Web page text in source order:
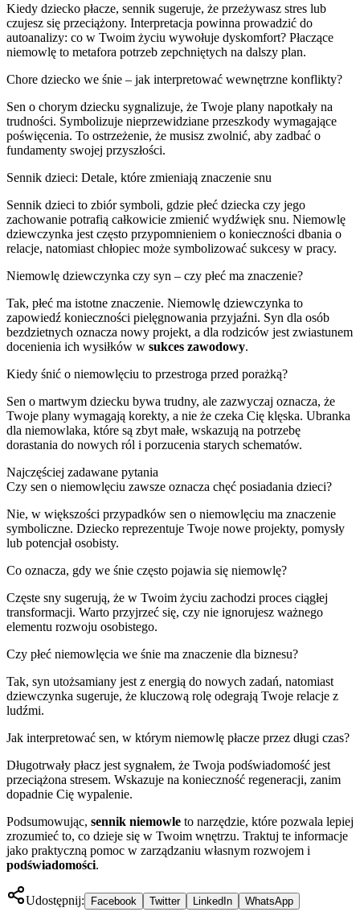
Kiedy dziecko płacze, sennik sugeruje, że przeżywasz stres lub
czujesz się przeciążony. Interpretacja powinna prowadzić do
autoanalizy: co w Twoim życiu wywołuje dyskomfort? Płaczące
niemowlę to metafora potrzeb zepchniętych na dalszy plan.
Chore dziecko we śnie – jak interpretować wewnętrzne konflikty?
Sen o chorym dziecku sygnalizuje, że Twoje plany napotkały na
trudności. Symbolizuje nieprzewidziane przeszkody wymagające
poświęcenia. To ostrzeżenie, że musisz zwolnić, aby zadbać o
fundamenty swojej przyszłości.
Sennik dzieci: Detale, które zmieniają znaczenie snu
Sennik dzieci to zbiór symboli, gdzie płeć dziecka czy jego
zachowanie potrafią całkowicie zmienić wydźwięk snu. Niemowlę
dziewczynka jest często przypomnieniem o konieczności dbania o
relacje, natomiast chłopiec może symbolizować sukcesy w pracy.
Niemowlę dziewczynka czy syn – czy płeć ma znaczenie?
Tak, płeć ma istotne znaczenie. Niemowlę dziewczynka to
zapowiedź konieczności pielęgnowania przyjaźni. Syn dla osób
bezdzietnych oznacza nowy projekt, a dla rodziców jest zwiastunem
docenienia ich wysiłków w sukces zawodowy.
Kiedy śnić o niemowlęciu to przestroga przed porażką?
Sen o martwym dziecku bywa trudny, ale zazwyczaj oznacza, że
Twoje plany wymagają korekty, a nie że czeka Cię klęska. Ubranka
dla niemowlaka, które są zbyt małe, wskazują na potrzebę
dorastania do nowych ról i porzucenia starych schematów.
Najczęściej zadawane pytania
Czy sen o niemowlęciu zawsze oznacza chęć posiadania dzieci?
Nie, w większości przypadków sen o niemowlęciu ma znaczenie
symboliczne. Dziecko reprezentuje Twoje nowe projekty, pomysły
lub potencjał osobisty.
Co oznacza, gdy we śnie często pojawia się niemowlę?
Częste sny sugerują, że w Twoim życiu zachodzi proces ciągłej
transformacji. Warto przyjrzeć się, czy nie ignorujesz ważnego
elementu rozwoju osobistego.
Czy płeć niemowlęcia we śnie ma znaczenie dla biznesu?
Tak, syn utożsamiany jest z energią do nowych zadań, natomiast
dziewczynka sugeruje, że kluczową rolę odegrają Twoje relacje z
ludźmi.
Jak interpretować sen, w którym niemowlę płacze przez długi czas?
Długotrwały płacz jest sygnałem, że Twoja podświadomość jest
przeciążona stresem. Wskazuje na konieczność regeneracji, zanim
dopadnie Cię wypalenie.
Podsumowując, sennik niemowle to narzędzie, które pozwala lepiej
zrozumieć to, co dzieje się w Twoim wnętrzu. Traktuj te informacje
jako praktyczną pomoc w zarządzaniu własnym rozwojem i
podświadomości.
Udostępnij: Facebook Twitter LinkedIn WhatsApp